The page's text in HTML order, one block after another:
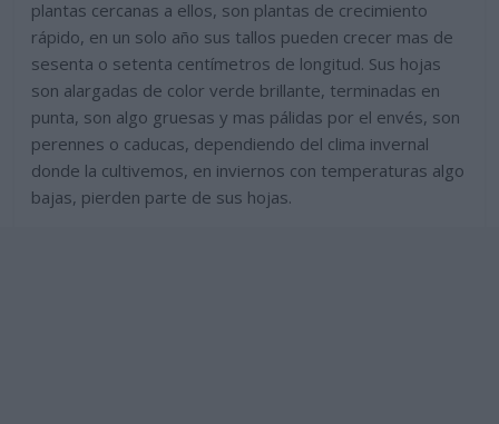
plantas cercanas a ellos, son plantas de crecimiento
rápido, en un solo año sus tallos pueden crecer mas de
sesenta o setenta centímetros de longitud. Sus hojas
son alargadas de color verde brillante, terminadas en
punta, son algo gruesas y mas pálidas por el envés, son
perennes o caducas, dependiendo del clima invernal
donde la cultivemos, en inviernos con temperaturas algo
bajas, pierden parte de sus hojas.